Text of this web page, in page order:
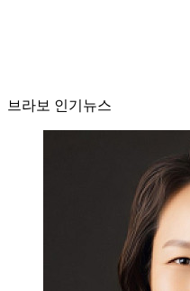
브라보 인기뉴스